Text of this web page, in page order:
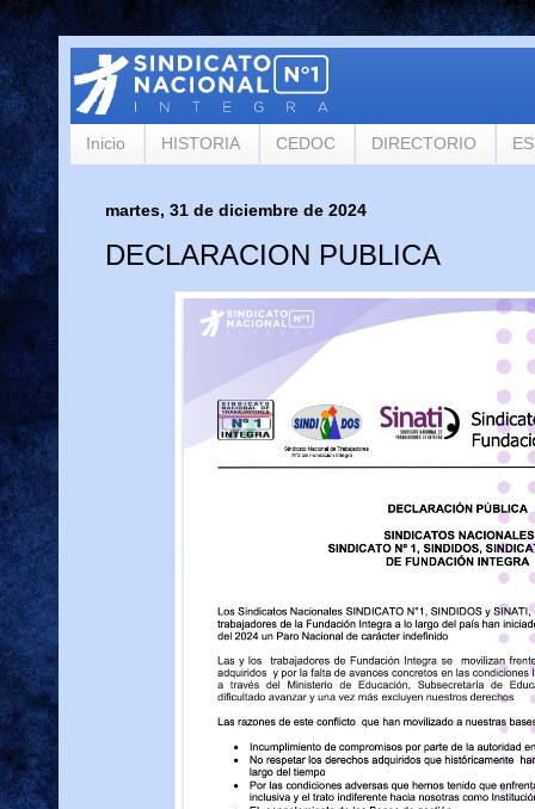
Inicio HISTORIA CEDOC DIRECTORIO
martes, 31 de diciembre de 2024
DECLARACION PUBLICA